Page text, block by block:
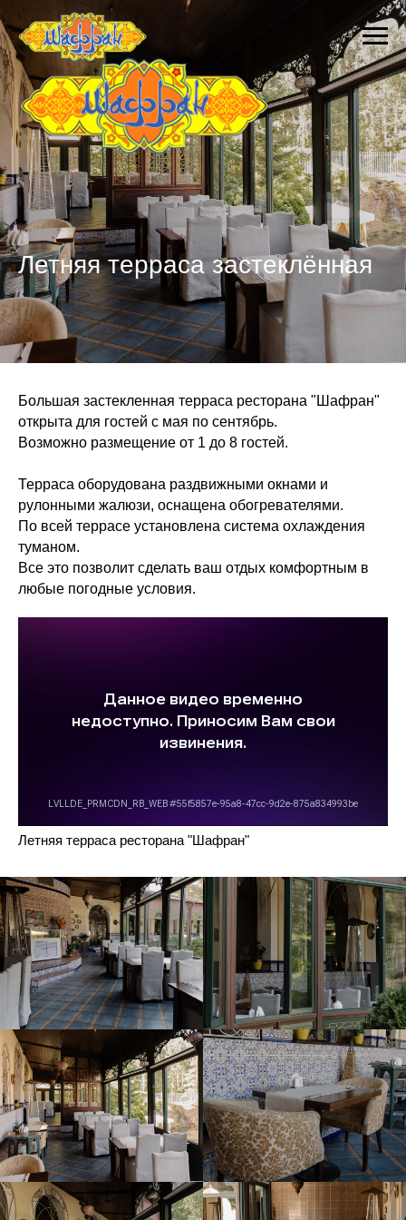
Летняя терраса застеклённая
Большая застекленная терраса ресторана "Шафран"
открыта для гостей с мая по сентябрь.
Возможно размещение от 1 до 8 гостей.
Терраса оборудована раздвижными окнами и
рулонными жалюзи, оснащена обогревателями.
По всей террасе установлена система охлаждения
туманом.
Все это позволит сделать ваш отдых комфортным в
любые погодные условия.
Летняя терраса ресторана "Шафран"